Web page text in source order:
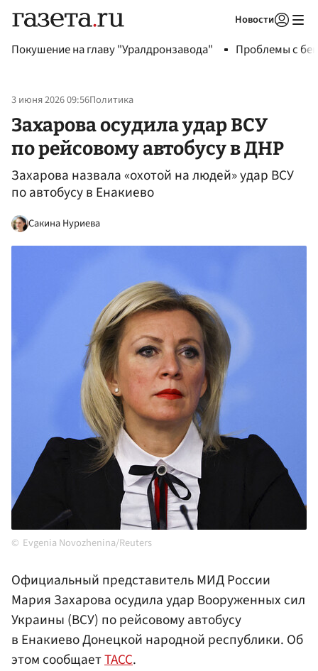
Новости
Покушение на главу "Уралдронзавода" Проблемы с
3 июня 2026 09:56Политика
Захарова осудила удар ВСУ
по рейсовому автобусу в ДНР
Захарова назвала «охотой на людей» удар ВСУ
по автобусу в Енакиево
Сакина Нуриева
Evgenia Novozhenina/Reuters
Официальный представитель МИД России
Мария Захарова осудила удар Вооруженных сил
Украины (ВСУ) по рейсовому автобусу
в Енакиево Донецкой народной республики. Об
этом сообщаетТАСС.